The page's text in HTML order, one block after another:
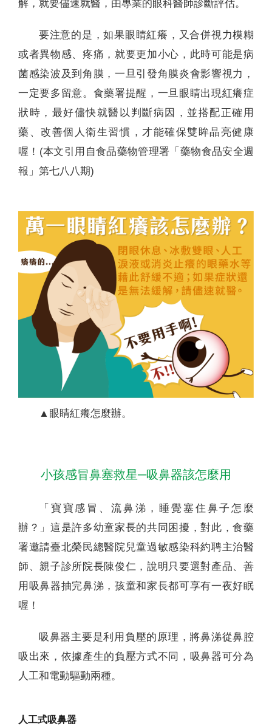
解，就要儘速就醫，由專業的眼科醫師診斷評估。
要注意的是，如果眼睛紅癢，又合併視力模糊
或者異物感、疼痛，就要更加小心，此時可能是病
菌感染波及到角膜，一旦引發角膜炎會影響視力，
一定要多留意。食藥署提醒，一旦眼睛出現紅癢症
狀時，最好儘快就醫以判斷病因，並搭配正確用
藥、改善個人衛生習慣，才能確保雙眸晶亮健康
喔！(本文引用自食品藥物管理署「藥物食品安全週
報」第七八八期)
▲眼睛紅癢怎麼辦。
小孩感冒鼻塞救星─吸鼻器該怎麼用
「寶寶感冒、流鼻涕，睡覺塞住鼻子怎麼
辦？」這是許多幼童家長的共同困擾，對此，食藥
署邀請臺北榮民總醫院兒童過敏感染科約聘主治醫
師、親子診所院長陳俊仁，說明只要選對產品、善
用吸鼻器抽完鼻涕，孩童和家長都可享有一夜好眠
喔！
吸鼻器主要是利用負壓的原理，將鼻涕從鼻腔
吸出來，依據產生的負壓方式不同，吸鼻器可分為
人工和電動驅動兩種。
人工式吸鼻器